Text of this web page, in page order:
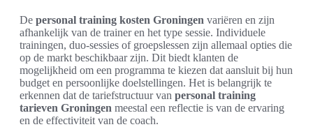
De personal training kosten Groningen variëren en zijn
afhankelijk van de trainer en het type sessie. Individuele
trainingen, duo-sessies of groepslessen zijn allemaal opties die
op de markt beschikbaar zijn. Dit biedt klanten de
mogelijkheid om een programma te kiezen dat aansluit bij hun
budget en persoonlijke doelstellingen. Het is belangrijk te
erkennen dat de tariefstructuur van personal training
tarieven Groningen meestal een reflectie is van de ervaring
en de effectiviteit van de coach.